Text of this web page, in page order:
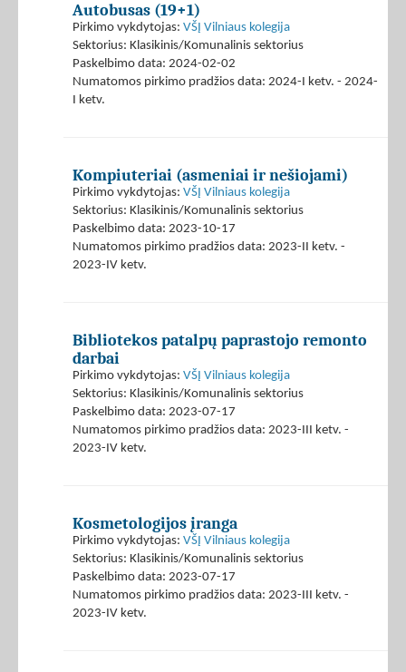
Autobusas (19+1)
Pirkimo vykdytojas: VŠĮ Vilniaus kolegija
Sektorius: Klasikinis/Komunalinis sektorius
Paskelbimo data: 2024-02-02
Numatomos pirkimo pradžios data: 2024-I ketv. - 2024-
I ketv.
Kompiuteriai (asmeniai ir nešiojami)
Pirkimo vykdytojas: VŠĮ Vilniaus kolegija
Sektorius: Klasikinis/Komunalinis sektorius
Paskelbimo data: 2023-10-17
Numatomos pirkimo pradžios data: 2023-II ketv. -
2023-IV ketv.
Bibliotekos patalpų paprastojo remonto
darbai
Pirkimo vykdytojas: VŠĮ Vilniaus kolegija
Sektorius: Klasikinis/Komunalinis sektorius
Paskelbimo data: 2023-07-17
Numatomos pirkimo pradžios data: 2023-III ketv. -
2023-IV ketv.
Kosmetologijos įranga
Pirkimo vykdytojas: VŠĮ Vilniaus kolegija
Sektorius: Klasikinis/Komunalinis sektorius
Paskelbimo data: 2023-07-17
Numatomos pirkimo pradžios data: 2023-III ketv. -
2023-IV ketv.